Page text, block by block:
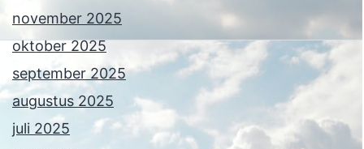
november 2025
oktober 2025
september 2025
augustus 2025
juli 2025